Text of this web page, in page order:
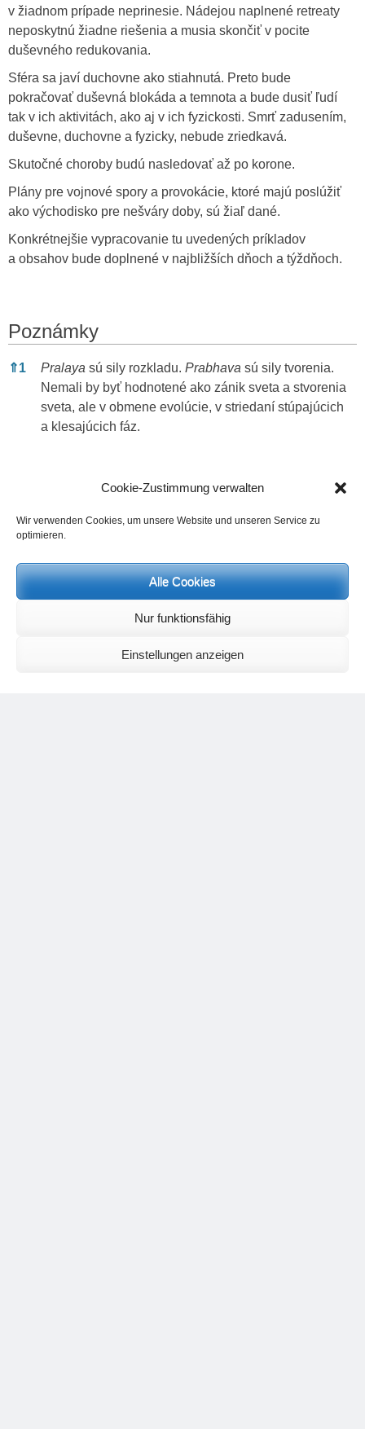
Cookie-Zustimmung verwalten
Wir verwenden Cookies, um unsere Website und unseren Service zu
optimieren.
Alle Cookies
Nur funktionsfähig
Einstellungen anzeigen
v žiadnom prípade neprinesie. Nádejou naplnené retreaty
neposkytnú žiadne riešenia a musia skončiť v pocite
duševného redukovania.
Sféra sa javí duchovne ako stiahnutá. Preto bude
pokračovať duševná blokáda a temnota a bude dusiť ľudí
tak v ich aktivitách, ako aj v ich fyzickosti. Smrť zadusením,
duševne, duchovne a fyzicky, nebude zriedkavá.
Skutočné choroby budú nasledovať až po korone.
Plány pre vojnové spory a provokácie, ktoré majú poslúžiť
ako východisko pre nešváry doby, sú žiaľ dané.
Konkrétnejšie vypracovanie tu uvedených príkladov
a obsahov bude doplnené v najbližších dňoch a týždňoch.
Poznámky
Poznámky
⇑1 Pralaya sú sily rozkladu. Prabhava sú sily tvorenia.
Nemali by byť hodnotené ako zánik sveta a stvorenia
sveta, ale v obmene evolúcie, v striedaní stúpajúcich
a klesajúcich fáz.
Všeobecne
Navigácia
článku
← Previous
Previous
Umelecko-tvorivé dni 2020/21,
Next →
Pridaj komentár
Vaša e-mailová adresa nebude zverejnená.